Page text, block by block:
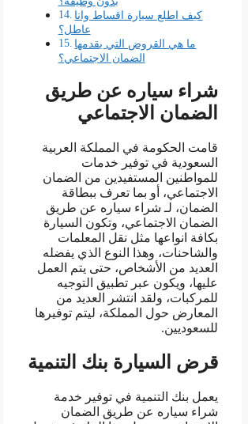
كيف اطلع سيارة اقساط وانا
عاطل؟
ما هي القروض التي يقدمها
الضمان الاجتماعي؟
شراء سياره عن طريق
الضمان الاجتماعي
قامت الحكومة في المملكة العربية
السعودية في توفير خدمات
للمواطنين المستفيدين من الضمان
الاجتماعي، أو بما تعرف ببطاقة
الضمان، لـ شراء سياره عن طريق
الضمان الاجتماعي، وتكون السيارة
بكافة انواعها مثل نقل المعلمات
والشاحنات، وهذا النوع الذي يفضله
العديد من الأشخاص، حتى يتم العمل
عليها، ويكون عبر تطبيق التوجيه
للمركبات، ولقد انتشر العديد من
المعارض حول المملكة، ليتم توفيرها
للسعوديين.
قرض السيارة بنك التنمية
يعمل بنك التنمية في توفير خدمة
شراء سياره عن طريق الضمان